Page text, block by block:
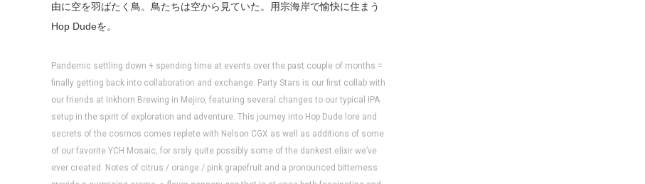
由に空を羽ばたく鳥。鳥たちは空から見ていた。用宗海岸で愉快に住まう
Hop Dudeを。
Pandemic settling down + spending time at events over the past couple of months =
finally getting back into collaboration and exchange. Party Stars is our first collab with
our friends at Inkhorn Brewing in Mejiro, featuring several changes to our typical IPA
setup in the spirit of exploration and adventure. This journey into Hop Dude lore and
secrets of the cosmos comes replete with Nelson CGX as well as additions of some
of our favorite YCH Mosaic, for srsly quite possibly some of the dankest elixir we’ve
ever created. Notes of citrus / orange / pink grapefruit and a pronounced bitterness